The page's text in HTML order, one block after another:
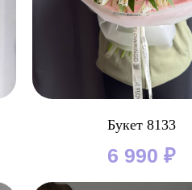
Букет 8133
6 990 ₽